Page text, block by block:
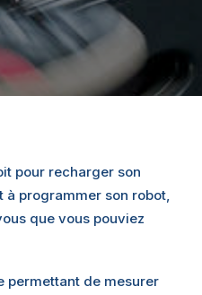
pour recharger son
à programmer son robot,
que vous pouviez
permettant de mesurer